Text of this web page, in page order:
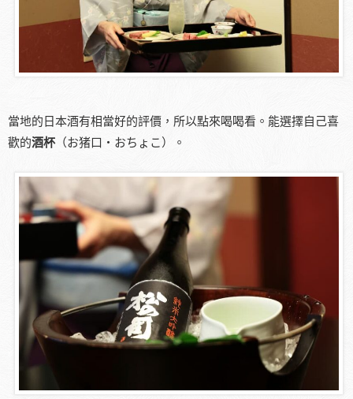
當地的日本酒有相當好的評價，所以點來喝喝看。能選擇自己喜
歡的酒杯（お猪口・おちょこ）。